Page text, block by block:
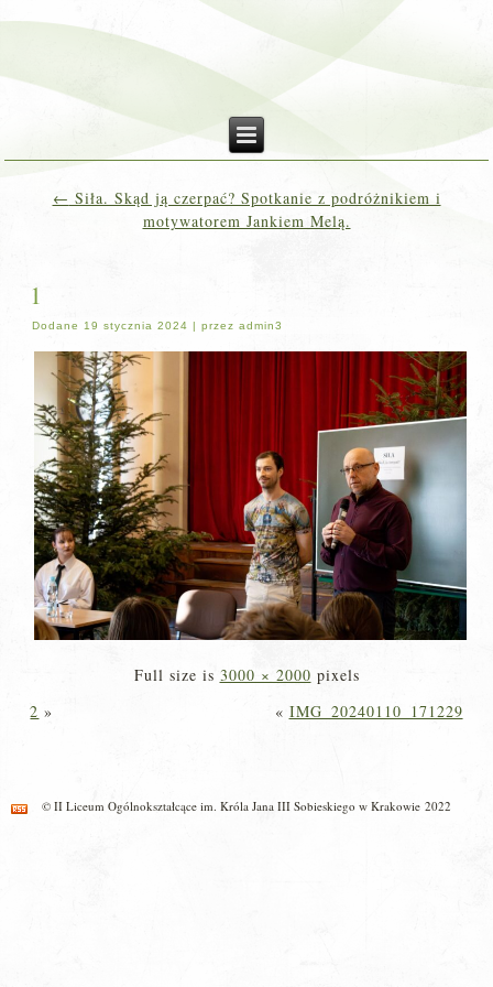
← Siła. Skąd ją czerpać? Spotkanie z podróżnikiem i
motywatorem Jankiem Melą.
1
Dodane 19 stycznia 2024 |przez admin3
Full size is 3000 × 2000 pixels
2 » « IMG_20240110_171229
© II Liceum Ogólnokształcące im. Króla Jana III Sobieskiego w Krakowie 2022